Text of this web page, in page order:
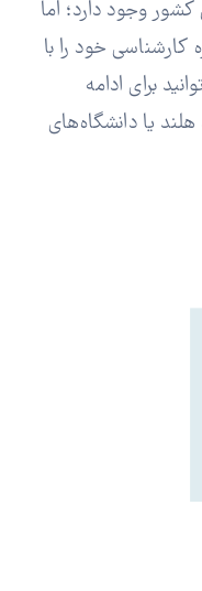
وجود دارد؛ اما
کارشناسی خود را با
برای ادامه
یا دانشگاه‌های